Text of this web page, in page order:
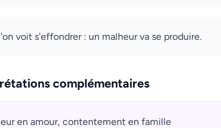
voit s'effondrer : un malheur va se produire.
complémentaires
en amour, contentement en famille